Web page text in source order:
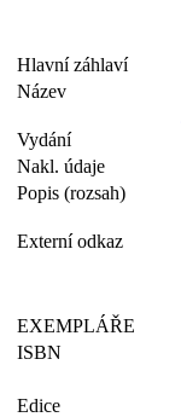
Hlavní záhlaví
Název
Vydání
Nakl. údaje
Popis (rozsah)
Externí odkaz
EXEMPLÁŘE
ISBN
Edice